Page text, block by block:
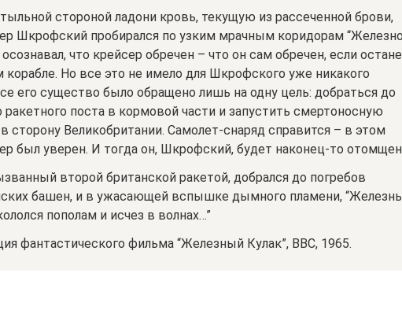
стороной ладони кровь, текущую из рассеченной брови,
Шкрофский пробирался по узким мрачным коридорам
осознавал, что крейсер обречен – что он сам обречен, если
корабле. Но все это не имело для Шкрофского уже никакого
его существо было обращено лишь на одну цель: добраться до
ракетного поста в кормовой части и запустить смертоносную
в сторону Великобритании. Самолет-снаряд справится – в этом
был уверен. И тогда он, Шкрофский, будет наконец-то
второй британской ракетой, добрался до погребов
башен, и в ужасающей вспышке дымного пламени,
пополам и исчез в волнах…”
фантастического фильма “Железный Кулак”, BBC, 1965.